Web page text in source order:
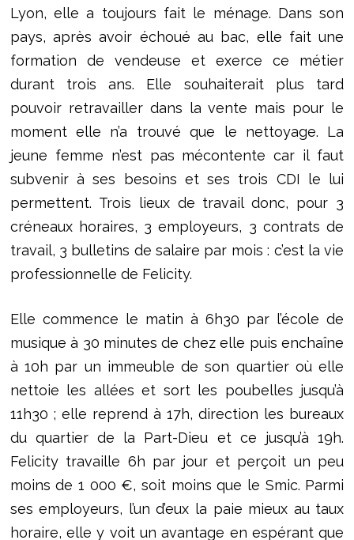
Lyon, elle a toujours fait le ménage. Dans son
pays, après avoir échoué au bac, elle fait une
formation de vendeuse et exerce ce métier
durant trois ans. Elle souhaiterait plus tard
pouvoir retravailler dans la vente mais pour le
moment elle n’a trouvé que le nettoyage. La
jeune femme n’est pas mécontente car il faut
subvenir à ses besoins et ses trois CDI le lui
permettent. Trois lieux de travail donc, pour 3
créneaux horaires, 3 employeurs, 3 contrats de
travail, 3 bulletins de salaire par mois : c’est la vie
professionnelle de Felicity.
Elle commence le matin à 6h30 par l’école de
musique à 30 minutes de chez elle puis enchaîne
à 10h par un immeuble de son quartier où elle
nettoie les allées et sort les poubelles jusqu’à
11h30 ; elle reprend à 17h, direction les bureaux
du quartier de la Part-Dieu et ce jusqu’à 19h.
Felicity travaille 6h par jour et perçoit un peu
moins de 1 000 €, soit moins que le Smic. Parmi
ses employeurs, l’un d’eux la paie mieux au taux
horaire, elle y voit un avantage en espérant que